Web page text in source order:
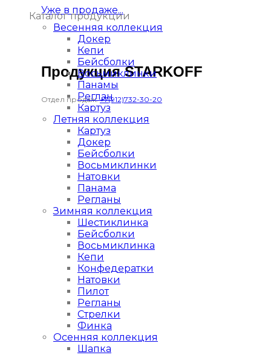
Уже в продаже...
Продукция STARKOFF
Отдел продаж:+7(912)732-30-20
Каталог продукции
Весенняя коллекция
Докер
Кепи
Бейсболки
Восьмиклинки
Панамы
Реглан
Картуз
Летняя коллекция
Картуз
Докер
Бейсболки
Восьмиклинки
Натовки
Панама
Регланы
Зимняя коллекция
Шестиклинка
Бейсболки
Восьмиклинка
Кепи
Конфедератки
Натовки
Пилот
Регланы
Стрелки
Финка
Осенняя коллекция
Шапка